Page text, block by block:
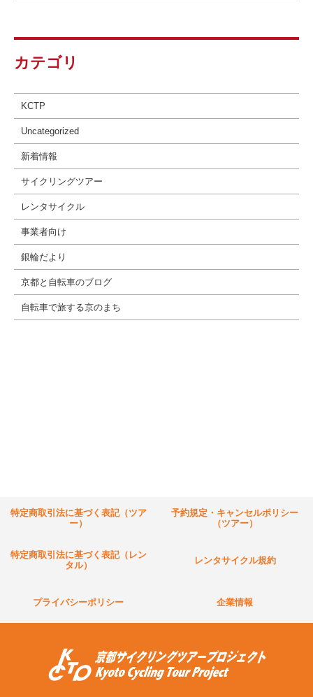
カテゴリ
KCTP
Uncategorized
新着情報
サイクリングツアー
レンタサイクル
事業者向け
銀輪だより
京都と自転車のブログ
自転車で旅する京のまち
特定商取引法に基づく表記（ツア
ー）
予約規定・キャンセルポリシー
（ツアー）
特定商取引法に基づく表記（レン
タル）
レンタサイクル規約
プライバシーポリシー 企業情報